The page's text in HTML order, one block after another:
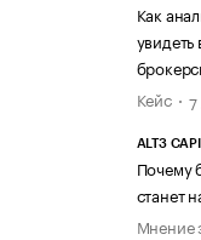
Как
Кейс
ALT3
Почему
станет
Мнение